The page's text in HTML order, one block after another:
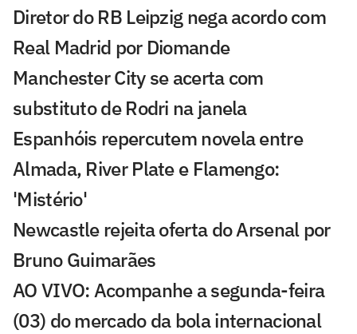
Diretor do RB Leipzig nega acordo com
Real Madrid por Diomande
Manchester City se acerta com
substituto de Rodri na janela
Espanhóis repercutem novela entre
Almada, River Plate e Flamengo:
'Mistério'
Newcastle rejeita oferta do Arsenal por
Bruno Guimarães
AO VIVO: Acompanhe a segunda-feira
(03) do mercado da bola internacional